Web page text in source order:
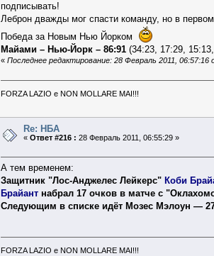
подписывать!
Леброн дважды мог спасти команду, но в
Победа за Новым Нью Йорком
Майами – Нью-Йорк – 86:91(34:23, 17:29,
« Последнее редактирование: 28 Февраль 2011, 06:57:16
FORZA LAZIO e NON MOLLARE MAI!!!
Re: НБА
«Ответ #216 : 28 Февраль 2011, 06:55:29 »
А тем временем:
Защитник "Лос-Анджелес Лейкерс" Коби
Брайантнабрал 17 очков в матче с
Следующим в списке идёт Мозес Мэлоун —
FORZA LAZIO e NON MOLLARE MAI!!!